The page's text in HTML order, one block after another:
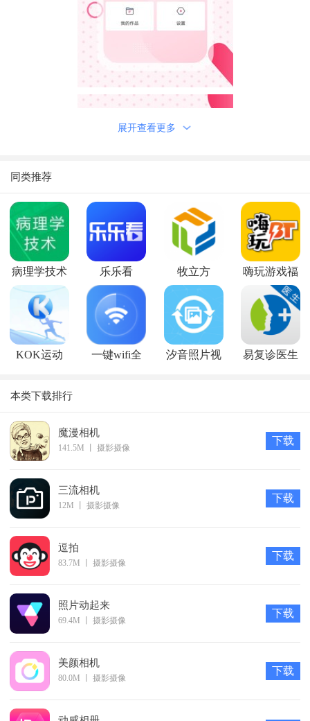
软件功能
印，快速便捷！
智能去水印：框选屏幕上水印所在的区域，智能去除水印，
高级去水印，用于去除复杂背景上的水印，更加细腻，减少
违和感。
提取颜色：准确提取涂抹范围内的颜色，选择适合的颜色进
行填充。
软件特色
1、便捷的图片水印去除一键涂抹即可；
2、支持视频的水印去除通过选框选定去除；
4、水印去除后快速保存即可分享。
展开查看更多
同类推荐
病理学技术
题库
乐乐看 牧立方
嗨玩游戏福
利
KOK运动
一键wifi全
汐音照片视
易复诊医生
本类下载排行
魔漫相机
141.5M 摄影摄像
下载
三流相机
12M 摄影摄像
下载
逗拍
83.7M 摄影摄像
下载
照片动起来
69.4M 摄影摄像
下载
美颜相机
80.0M 摄影摄像
下载